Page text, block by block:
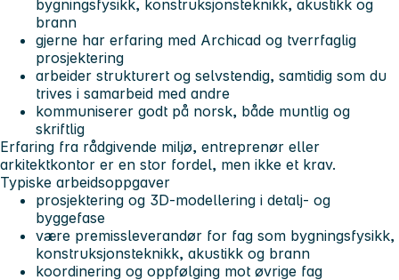
bygningsfysikk, konstruksjonsteknikk, akustikk og
brann
gjerne har erfaring med Archicad og tverrfaglig
prosjektering
arbeider strukturert og selvstendig, samtidig som du
trives i samarbeid med andre
kommuniserer godt på norsk, både muntlig og
skriftlig
Erfaring fra rådgivende miljø, entreprenør eller
arkitektkontor er en stor fordel, men ikke et krav.
Typiske arbeidsoppgaver
prosjektering og 3D-modellering i detalj- og
byggefase
være premissleverandør for fag som bygningsfysikk,
konstruksjonsteknikk, akustikk og brann
koordinering og oppfølging mot øvrige fag